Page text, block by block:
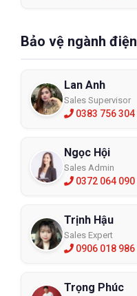
Bảo vệ ngành điện
Lan Anh
Sales Supervisor
0383 756 304
Ngọc Hội
Sales Admin
0372 064 090
Trịnh Hậu
Sales Expert
0906 018 986
Trọng Phúc